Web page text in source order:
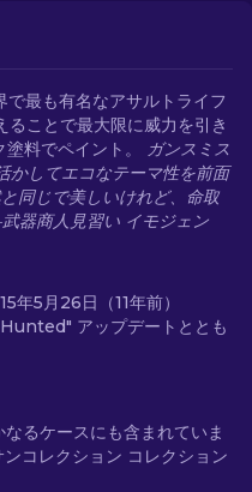
最も有名なアサルトライフ
ることで最大限に威力を引き
料でペイント。
ガンスミス
かしてエコなテーマ性を前面
同じで美しいけれど、命取
器商人見習い イモジェン
5月26日（11年前）
アップデートととも
るケースにも含まれていま
コレクション コレクション